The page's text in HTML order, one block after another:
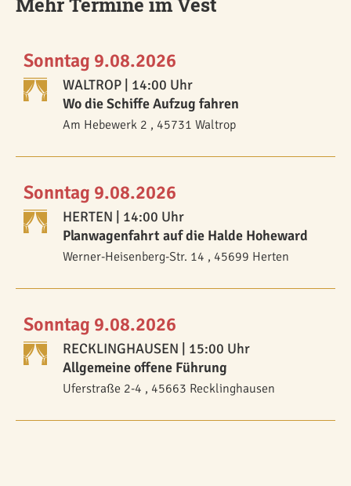
Sonntag 9.08.2026
WALTROP | 14:00 Uhr
Wo die Schiffe Aufzug fahren
Am Hebewerk 2 , 45731 Waltrop
Sonntag 9.08.2026
HERTEN | 14:00 Uhr
Planwagenfahrt auf die Halde Hoheward
Werner-Heisenberg-Str. 14 , 45699 Herten
Sonntag 9.08.2026
RECKLINGHAUSEN | 15:00 Uhr
Allgemeine offene Führung
Uferstraße 2-4 , 45663 Recklinghausen